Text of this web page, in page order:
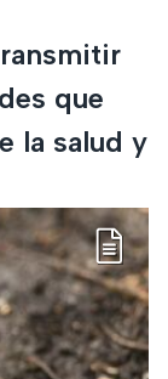
que
la salud y